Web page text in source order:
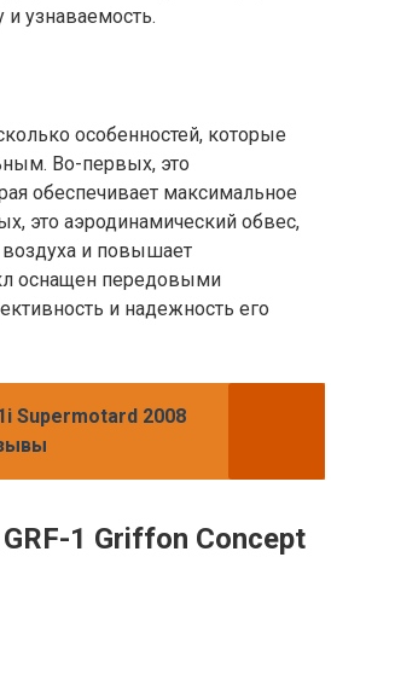
узнаваемость.
особенностей, которые
Во-первых, это
обеспечивает максимальное
это аэродинамический обвес,
и повышает
оснащен передовыми
и надежность его
Supermotard 2008
1 Griffon Concept